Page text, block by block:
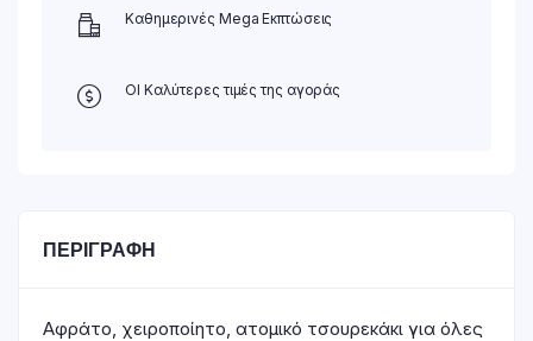
Καθημερινές Mega Εκπτώσεις
ΟΙ Καλύτερες τιμές της αγοράς
ΠΕΡΙΓΡΑΦΉ
Αφράτο, χειροποίητο, ατομικό τσουρεκάκι για όλες